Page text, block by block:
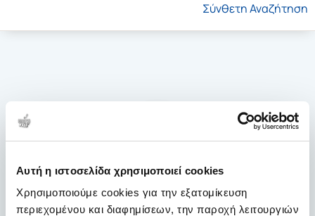
Αυτή η ιστοσελίδα χρησιμοποιεί cookies
Χρησιμοποιούμε cookies για την εξατομίκευση
περιεχομένου και διαφημίσεων, την παροχή λειτουργιών
Σύνθετη Αναζήτηση